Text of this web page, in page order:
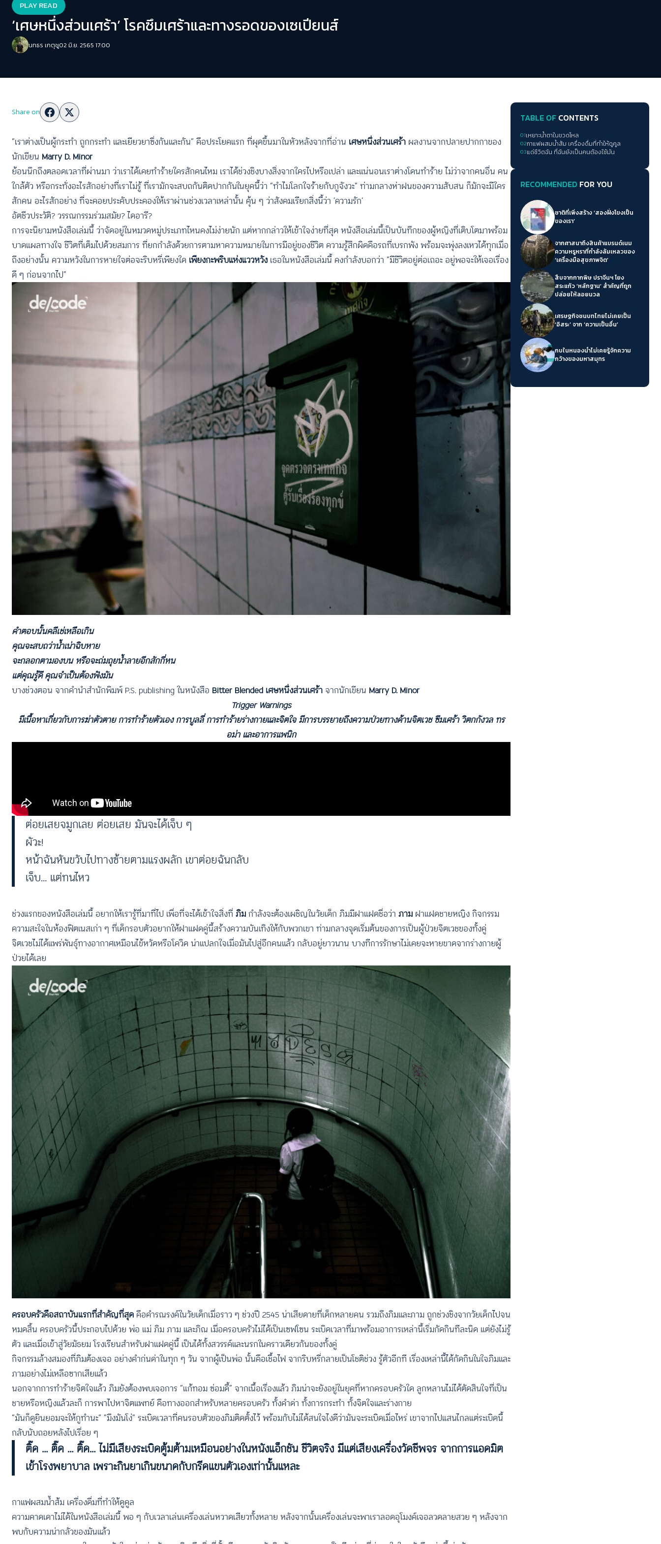
PLAY READ
‘เศษหนึ่งส่วนเศร้า’ โรคซึมเศร้าและทางรอดของเซเปียนส์
นทธร เกตุชู02 มิ.ย. 2565 17:00
Share on
“เราต่างเป็นผู้กระทำ ถูกกระทำ และเยียวยาซึ่งกันและกัน” คือประโยคแรก ที่ผุดขึ้นมาในหัวหลังจากที่อ่าน เศษหนึ่งส่วนเศร้า ผลงานจากปลายปากกาของ
นักเขียน Marry D. Minor
ย้อนนึกถึงตลอดเวลาที่ผ่านมา ว่าเราได้เคยทำร้ายใครสักคนไหม เราได้ช่วงชิงบางสิ่งจากใครไปหรือเปล่า และแน่นอนเราต่างโดนทำร้าย ไม่ว่าจากคนอื่น คน
ใกล้ตัว หรือกระทั่งอะไรสักอย่างที่เราไม่รู้ ที่เรามักจะสบถกันติดปากกันในยุคนี้ว่า “ทำไมโลกใจร้ายกับกูจังวะ” ท่ามกลางห่าฝนของความสับสน ก็มักจะมีใคร
สักคน อะไรสักอย่าง ที่จะคอยประคับประคองให้เราผ่านช่วงเวลาเหล่านั้น คุ้น ๆ ว่าสังคมเรียกสิ่งนี้ว่า ‘ความรัก’
อัตชีวประวัติ? วรรณกรรมร่วมสมัย? ไดอารี?
การจะนิยามหนังสือเล่มนี้ ว่าจัดอยู่ในหมวดหมู่ประเภทไหนคงไม่ง่ายนัก แต่หากกล่าวให้เข้าใจง่ายที่สุด หนังสือเล่มนี้เป็นบันทึกของผู้หญิงที่เติบโตมาพร้อม
บาดแผลทางใจ ชีวิตที่เต็มไปด้วยสมการ ที่ยกกำลังด้วยการตามหาความหมายในการมีอยู่ของชีวิต ความรู้สึกผิดคือรถที่เบรกพัง พร้อมจะพุ่งลงเหวได้ทุกเมื่อ
ถึงอย่างนั้น ความหวังในการหายใจต่อจะริบหรี่เพียงใด เพียงกะพริบแห่งแววหวัง เธอในหนังสือเล่มนี้ คงกำลังบอกว่า “มีชีวิตอยู่ต่อเถอะ อยู่พอจะให้เจอเรื่อง
ดี ๆ ก่อนจากไป”
คำตอบนั้นคลีเช่เหลือเกิน
คุณจะสบถว่าน้ำเน่าฉิบหาย
จะกลอกตามองบน หรือจะถ่มถุยน้ำลายอีกสักกี่หน
แต่คุณรู้ดี คุณจำเป็นต้องฟังมัน
บางช่วงตอน จากคำนำสำนักพิมพ์ P.S. publishing ในหนังสือ Bitter Blended เศษหนึ่งส่วนเศร้า จากนักเขียน Marry D. Minor
Trigger Warnings
มีเนื้อหาเกี่ยวกับการฆ่าตัวตาย การทำร้ายตัวเอง การบูลลี่ การทำร้ายร่างกายและจิตใจ มีการบรรยายถึงความป่วยทางด้านจิตเวช ซึมเศร้า วิตกกังวล ทร
อม่า และอาการแพนิก
ฉันต่อยหน้าเขาจนมือแดงน่วมไปหมด
ต่อยเสยจมูกเลย ต่อยเสย มันจะได้เจ็บ ๆ
ผัวะ!
หน้าฉันหันขวับไปทางซ้ายตามแรงผลัก เขาต่อยฉันกลับ
เจ็บ… แต่ทนไหว
ช่วงแรกของหนังสือเล่มนี้ อยากให้เรารู้ที่มาที่ไป เพื่อที่จะได้เข้าใจสิ่งที่ ภิมกำลังจะต้องเผชิญในวัยเด็ก ภิมมีฝาแฝดชื่อว่า ภาม ฝาแฝดชายหญิง กิจกรรม
ความสะใจในห้องฟิตเนสเก่า ๆ ที่เด็กรอบตัวอยากให้ฝาแฝดคู่นี้สร้างความบันเทิงให้กับพวกเขา ท่ามกลางจุดเริ่มต้นของการเป็นผู้ป่วยจิตเวชของทั้งคู่
จิตเวชไม่ได้แพร่พันธุ์ทางอากาศเหมือนไข้หวัดหรือโควิด น่าแปลกใจเมื่อมันไปสู่อีกคนแล้ว กลับอยู่ยาวนาน บางทีการรักษาไม่เคยจะหายขาดจากร่างกายผู้
ป่วยได้เลย
ครอบครัวคือสถาบันแรกที่สำคัญที่สุดคือคำรณรงค์ในวัยเด็กเมื่อราว ๆ ช่วงปี 2545 น่าเสียดายที่เด็กหลายคน รวมถึงภิมและภาม ถูกช่วงชิงจากวัยเด็กไปจน
หมดสิ้น ครอบครัวนี้ประกอบไปด้วย พ่อ แม่ ภิม ภาม และภิณ เมื่อครอบครัวไม่ได้เป็นเซฟโซน ระเบิดเวลาที่มาพร้อมอาการเหล่านี้เริ่มกัดกินทีละนิด แต่ยังไม่รู้
ตัว และเมื่อเข้าสู่วัยมัธยม โรงเรียนสำหรับฝาแฝดคู่นี้ เป็นได้ทั้งสวรรค์และนรกในคราวเดียวกันของทั้งคู่
กิจกรรมล้างสมองที่ภิมต้องเจอ อย่างคำก่นด่าในทุก ๆ วัน จากผู้เป็นพ่อ นั้นคือเชื้อไฟ จากริบหรี่กลายเป็นโชติช่วง รู้ตัวอีกที เรื่องเหล่านี้ได้กัดกินในใจภิมและ
ภามอย่างไม่เหลือซากเสียแล้ว
นอกจากการทำร้ายจิตใจแล้ว ภิมยังต้องพบเจอการ “แก้ทอม ซ่อมดี้” จากเนื้อเรื่องแล้ว ภิมน่าจะยังอยู่ในยุคที่หากครอบครัวใด ลูกหลานไม่ได้ตัดสินใจที่เป็น
ชายหรือหญิงแล้วละก็ การพาไปหาจิตแพทย์ คือทางออกสำหรับหลายครอบครัว ทั้งคำด่า ทั้งการกระทำ ทั้งจิตใจและร่างกาย
“มันก็ดูยินยอมจะให้กูทำนะ” “มึงมันโง่” ระเบิดเวลาที่คนรอบตัวของภิมติดตั้งไว้ พร้อมกับไม่ได้สนใจไงดีว่ามันจะระเบิดเมื่อไหร่ เขาจากไปแสนไกลแต่ระเบิดนี้
กลับนับถอยหลังไปเรื่อย ๆ
ติ๊ด … ติ๊ด … ติ๊ด… ไม่มีเสียงระเบิดตู้มต้ามเหมือนอย่างในหนังแอ็กชัน ชีวิตจริง มีแต่เสียงเครื่องวัดชีพจร จากการแอดมิต
เข้าโรงพยาบาล เพราะกินยาเกินขนาดกับกรีดแขนตัวเองเท่านั้นแหละ
กาแฟผสมน้ำส้ม เครื่องดื่มที่ทำให้ดูคูล
ความคาดเดาไม่ได้ในหนังสือเล่มนี้ พอ ๆ กับเวลาเล่นเครื่องเล่นหวาดเสียวทั้งหลาย หลังจากนั้นเครื่องเล่นจะพาเราลอดอุโมงค์เจอลวดลายสวย ๆ หลังจาก
พบกับความน่ากลัวของมันแล้ว
TABLE OF CONTENTS
01เหยาะน้ำตาในขวดโหล
02กาแฟผสมน้ำส้ม เครื่องดื่มที่ทำให้ดูคูล
03แด่ชีวิตฉัน ที่ฉันยังเป็นคนต้องใช้มัน
RECOMMENDED FOR YOU
ชาติที่เพิ่งสร้าง ‘สองฝั่งโขงเป็น
ของเรา’
จากศาสนาถึงสินค้าแบรนด์เนม
ความหรูหราที่กำลังล้มเหลวของ
‘เครื่องมือสุขภาพจิต’
สืบจากกากพิษ ปราจีนฯ โยง
สระแก้ว ‘หลักฐาน’ สำคัญที่ถูก
ปล่อยให้ลอยนวล
เศรษฐกิจชนบทไทยไม่เคยเป็น
‘อิสระ’ จาก ‘ความเป็นอื่น’
กบในหนองน้ำไม่เคยรู้จักความ
กว้างของมหาสมุทร